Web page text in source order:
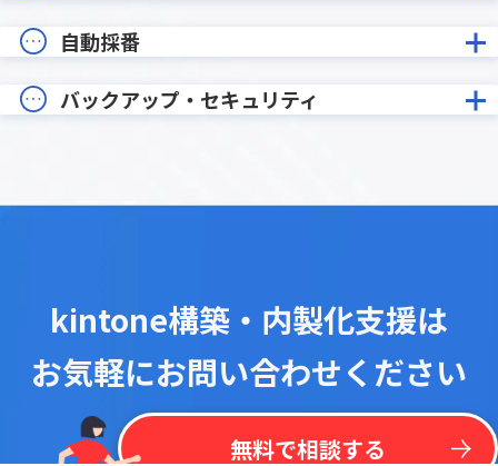
自動採番
バックアップ・セキュリティ
kintone構築・内製化支援は
お気軽にお問い合わせください
無料で相談する
今なら
最 新リス トを 一括 掲載！
kintone
プラグイン